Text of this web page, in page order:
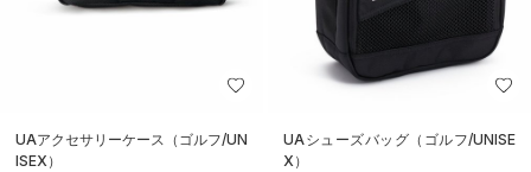
UAアクセサリーケース（ゴルフ/UN
ISEX）
UAシューズバッグ（ゴルフ/UNISE
X）